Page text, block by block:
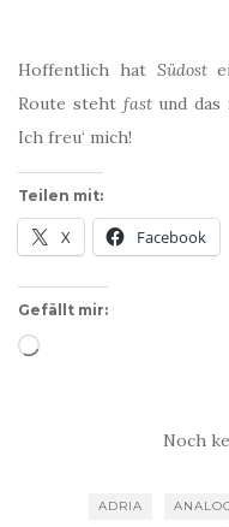
Hoffentlich hat Südost
Route steht fastund das
Ich freu‘ mich!
Teilen mit:
X Facebook
Gefällt mir:
Wird
Noch
ADRIA